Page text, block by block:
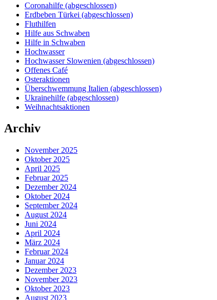
Coronahilfe (abgeschlossen)
Erdbeben Türkei (abgeschlossen)
Fluthilfen
Hilfe aus Schwaben
Hilfe in Schwaben
Hochwasser
Hochwasser Slowenien (abgeschlossen)
Offenes Café
Osteraktionen
Überschwemmung Italien (abgeschlossen)
Ukrainehilfe (abgeschlossen)
Weihnachtsaktionen
Archiv
November 2025
Oktober 2025
April 2025
Februar 2025
Dezember 2024
Oktober 2024
September 2024
August 2024
Juni 2024
April 2024
März 2024
Februar 2024
Januar 2024
Dezember 2023
November 2023
Oktober 2023
August 2023